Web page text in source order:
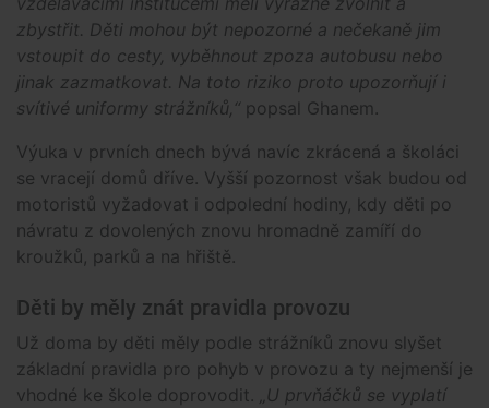
zbystřit. Děti mohou být nepozorné a nečekaně jim
vstoupit do cesty, vyběhnout zpoza autobusu nebo
jinak zazmatkovat. Na toto riziko proto upozorňují i
svítivé uniformy strážníků,“ popsal Ghanem.
Výuka v prvních dnech bývá navíc zkrácená a školáci
se vracejí domů dříve. Vyšší pozornost však budou od
motoristů vyžadovat i odpolední hodiny, kdy děti po
návratu z dovolených znovu hromadně zamíří do
kroužků, parků a na hřiště.
Děti by měly znát pravidla provozu
Už doma by děti měly podle strážníků znovu slyšet
základní pravidla pro pohyb v provozu a ty nejmenší je
vhodné ke škole doprovodit. „U prvňáčků se vyplatí